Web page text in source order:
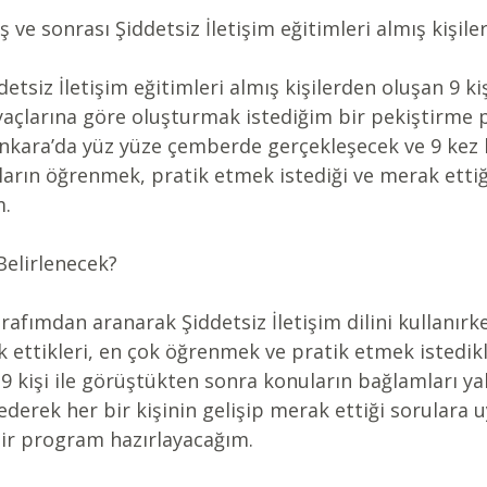
ve sonrası Şiddetsiz İletişim eğitimleri almış kişiler
İletişim eğitimleri almış kişilerden oluşan 9
göre oluşturmak istediğim bir pekiştirme
yüz yüze çemberde gerçekleşecek ve 9 kez
öğrenmek, pratik etmek istediği ve merak
aranarak Şiddetsiz İletişim dilini
ettikleri, en çok öğrenmek ve pratik etmek
kişi ile görüştükten sonra konuların bağlamları
her bir kişinin gelişip merak ettiği sorulara
program hazırlayacağım.